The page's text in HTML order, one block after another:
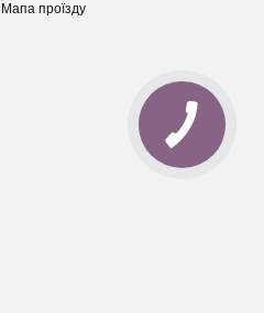
Мапа проїзду